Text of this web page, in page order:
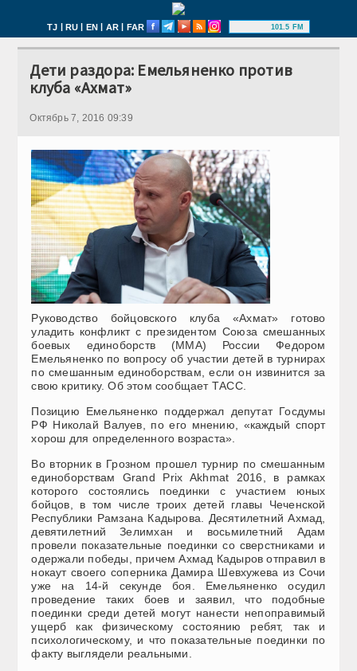
TJ | RU | EN | AR | FAR 101.5 FM
Дети раздора: Емельяненко против
клуба «Ахмат»
Октябрь 7, 2016 09:39
Руководство бойцовского клуба «Ахмат» готово
уладить конфликт с президентом Союза смешанных
боевых единоборств (ММА) России Федором
Емельяненко по вопросу об участии детей в турнирах
по смешанным единоборствам, если он извинится за
свою критику. Об этом сообщает ТАСС.
Позицию Емельяненко поддержал депутат Госдумы
РФ Николай Валуев, по его мнению, «каждый спорт
хорош для определенного возраста».
Во вторник в Грозном прошел турнир по смешанным
единоборствам Grand Prix Akhmat 2016, в рамках
которого состоялись поединки с участием юных
бойцов, в том числе троих детей главы Чеченской
Республики Рамзана Кадырова. Десятилетний Ахмад,
девятилетний Зелимхан и восьмилетний Адам
провели показательные поединки со сверстниками и
одержали победы, причем Ахмад Кадыров отправил в
нокаут своего соперника Дамира Шевхужева из Сочи
уже на 14-й секунде боя. Емельяненко осудил
проведение таких боев и заявил, что подобные
поединки среди детей могут нанести непоправимый
ущерб как физическому состоянию ребят, так и
психологическому, и что показательные поединки по
факту выглядели реальными.